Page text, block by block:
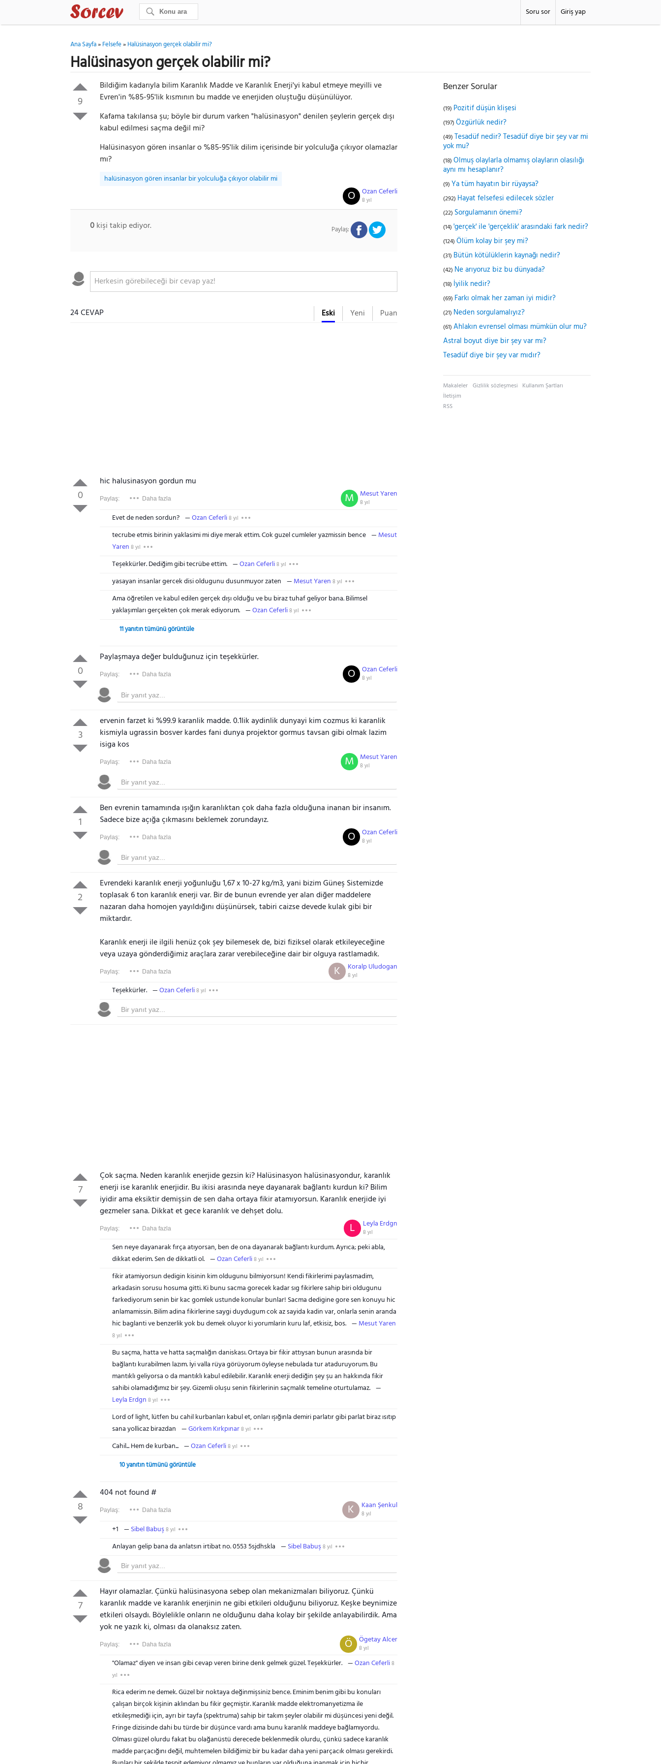
Giriş yap
Soru sor
Ana Sayfa»Felsefe»Halüsinasyon gerçek olabilir mi?
Halüsinasyon gerçek olabilir mi?
9
Bildiğim kadarıyla bilim Karanlık Madde ve Karanlık Enerji'yi kabul etmeye meyilli ve
Evren'in %85-95'lik kısmının bu madde ve enerjiden oluştuğu düşünülüyor.
Kafama takılansa şu; böyle bir durum varken "halüsinasyon" denilen şeylerin gerçek dışı
kabul edilmesi saçma değil mi?
Halüsinasyon gören insanlar o %85-95'lik dilim içerisinde bir yolculuğa çıkıyor olamazlar
mı?
halüsinasyon gören insanlar bir yolculuğa çıkıyor olabilir mi
Ozan Ceferli
8 yıl
O
0kişi takip ediyor. Paylaş:
24 CEVAP Eski Yeni Puan
0
hic halusinasyon gordun mu
Paylaş: Daha fazla Mesut Yaren
8 yıl
M
Evet de neden sordun? Ozan Ceferli8 yıl
tecrube etmis birinin yaklasimi mi diye merak ettim. Cok guzel cumleler yazmissin bence
Mesut
Yaren 8 yıl
Teşekkürler. Dediğim gibi tecrübe ettim. Ozan Ceferli8 yıl
yasayan insanlar gercek disi oldugunu dusunmuyor zaten Mesut Yaren 8 yıl
Ama öğretilen ve kabul edilen gerçek dışı olduğu ve bu biraz tuhaf geliyor bana. Bilimsel
yaklaşımları gerçekten çok merak ediyorum.
Ozan Ceferli8 yıl
11 yanıtın tümünü görüntüle
0
Paylaşmaya değer bulduğunuz için teşekkürler.
Paylaş: Daha fazla Ozan Ceferli
8 yıl
O
3
ervenin farzet ki %99.9 karanlik madde. 0.1lik aydinlik dunyayi kim cozmus ki karanlik
kismiyla ugrassin bosver kardes fani dunya projektor gormus tavsan gibi olmak lazim
isiga kos
Paylaş: Daha fazla Mesut Yaren
8 yıl
M
1
Ben evrenin tamamında ışığın karanlıktan çok daha fazla olduğuna inanan bir insanım.
Sadece bize açığa çıkmasını beklemek zorundayız.
Paylaş: Daha fazla Ozan Ceferli
8 yıl
O
2
Evrendeki karanlık enerji yoğunluğu 1,67 x 10-27 kg/m3, yani bizim Güneş Sistemizde
toplasak 6 ton karanlık enerji var. Bir de bunun evrende yer alan diğer maddelere
nazaran daha homojen yayıldığını düşünürsek, tabiri caizse devede kulak gibi bir
miktardır.
Karanlık enerji ile ilgili henüz çok şey bilemesek de, bizi fiziksel olarak etkileyeceğine
veya uzaya gönderdiğimiz araçlara zarar verebileceğine dair bir olguya rastlamadık.
Paylaş: Daha fazla Koralp Uludogan
8 yıl
K
Teşekkürler. Ozan Ceferli8 yıl
7
Çok saçma. Neden karanlık enerjide gezsin ki? Halüsinasyon halüsinasyondur, karanlık
enerji ise karanlık enerjidir. Bu ikisi arasında neye dayanarak bağlantı kurdun ki? Bilim
iyidir ama eksiktir demişsin de sen daha ortaya fikir atamıyorsun. Karanlık enerjide iyi
gezmeler sana. Dikkat et gece karanlık ve dehşet dolu.
Paylaş: Daha fazla Leyla Erdgn
8 yıl
L
Sen neye dayanarak fırça atıyorsan, ben de ona dayanarak bağlantı kurdum. Ayrıca; peki abla,
dikkat ederim. Sen de dikkatli ol.
Ozan Ceferli8 yıl
fikir atamiyorsun dedigin kisinin kim oldugunu bilmiyorsun! Kendi fikirlerimi paylasmadim,
arkadasin sorusu hosuma gitti. Ki bunu sacma gorecek kadar sıg fikirlere sahip biri oldugunu
farkediyorum senin bir kac gomlek ustunde konular bunlar! Sacma dedigine gore sen konuyu hic
anlamamissin. Bilim adina fikirlerine saygi duydugum cok az sayida kadin var, onlarla senin aranda
hic baglanti ve benzerlik yok bu demek oluyor ki yorumlarin kuru laf, etkisiz, bos.
Mesut Yaren
8 yıl
Bu saçma, hatta ve hatta saçmalığın daniskası. Ortaya bir fikir attıysan bunun arasında bir
bağlantı kurabilmen lazım. İyi valla rüya görüyorum öyleyse nebulada tur ataduruyorum. Bu
mantıklı geliyorsa o da mantıklı kabul edilebilir. Karanlık enerji dediğin şey şu an hakkında fikir
sahibi olamadığımız bir şey. Gizemli oluşu senin fikirlerinin saçmalık temeline oturtulamaz.
Leyla Erdgn 8 yıl
Lord of light, lütfen bu cahil kurbanları kabul et, onları ışığınla demiri parlatır gibi parlat biraz ısıtıp
sana yollicaz birazdan
Görkem Kırkpınar8 yıl
Cahil... Hem de kurban... Ozan Ceferli8 yıl
10 yanıtın tümünü görüntüle
8
404 not found #
Paylaş: Daha fazla Kaan Şenkul
8 yıl
K
+1 Sibel Babuş8 yıl
Anlayan gelip bana da anlatsın irtibat no. 0553 5sjdhskla Sibel Babuş8 yıl
7
Hayır olamazlar. Çünkü halüsinasyona sebep olan mekanizmaları biliyoruz. Çünkü
karanlık madde ve karanlık enerjinin ne gibi etkileri olduğunu biliyoruz. Keşke beynimize
etkileri olsaydı. Böylelikle onların ne olduğunu daha kolay bir şekilde anlayabilirdik. Ama
yok ne yazık ki, olması da olanaksız zaten.
Paylaş: Daha fazla Ögetay Alcer
8 yıl
Ö
"Olamaz" diyen ve insan gibi cevap veren birine denk gelmek güzel. Teşekkürler. Ozan Ceferli8
yıl
Rica ederim ne demek. Güzel bir noktaya değinmişsiniz bence. Eminim benim gibi bu konuları
çalışan birçok kişinin aklından bu fikir geçmiştir. Karanlık madde elektromanyetizma ile
etkileşmediği için, ayrı bir tayfa (spektruma) sahip bir takım şeyler olabilir mi düşüncesi yeni değil.
Fringe dizisinde dahi bu türde bir düşünce vardı ama bunu karanlık maddeye bağlamıyordu.
Olması güzel olurdu fakat bu olağanüstü derecede beklenmedik olurdu, çünkü sadece karanlık
madde parçacığını değil, muhtemelen bildiğimiz bir bu kadar daha yeni parçacık olması gerekirdi.
Benzer Sorular
(19) Pozitif düşün klişesi
(197) Özgürlük nedir?
(49) Tesadüf nedir? Tesadüf diye bir şey var mi
yok mu?
(18) Olmuş olaylarla olmamış olayların olasılığı
aynı mı hesaplanır?
(9) Ya tüm hayatın bir rüyaysa?
(292) Hayat felsefesi edilecek sözler
(22) Sorgulamanın önemi?
(14) 'gerçek' ile 'gerçeklik' arasındaki fark nedir?
(124) Ölüm kolay bir şey mi?
(31) Bütün kötülüklerin kaynağı nedir?
(42) Ne arıyoruz biz bu dünyada?
(18) İyilik nedir?
(69) Farkı olmak her zaman iyi midir?
(21) Neden sorgulamalıyız?
(61) Ahlakın evrensel olması mümkün olur mu?
Astral boyut diye bir şey var mı?
Tesadüf diye bir şey var mıdır?
Makaleler Gizlilik sözleşmesi Kullanım Şartları
İletişim
RSS